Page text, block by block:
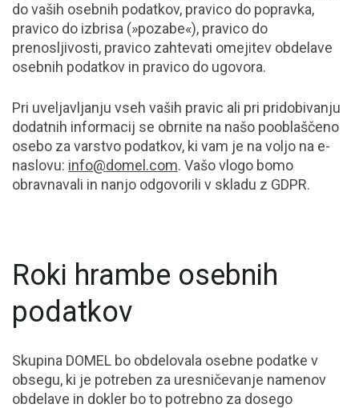
do vaših osebnih podatkov, pravico do popravka,
pravico do izbrisa (»pozabe«), pravico do
prenosljivosti, pravico zahtevati omejitev obdelave
osebnih podatkov in pravico do ugovora.
Pri uveljavljanju vseh vaših pravic ali pri pridobivanju
dodatnih informacij se obrnite na našo pooblaščeno
osebo za varstvo podatkov, ki vam je na voljo na e-
naslovu: info@domel.com. Vašo vlogo bomo
obravnavali in nanjo odgovorili v skladu z GDPR.
Roki hrambe osebnih
podatkov
Skupina DOMEL bo obdelovala osebne podatke v
obsegu, ki je potreben za uresničevanje namenov
obdelave in dokler bo to potrebno za dosego